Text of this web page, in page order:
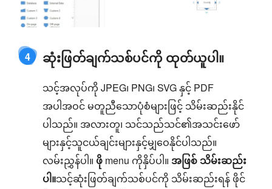
4 ဆုံးဖြတ်ချက်သစ်ပင်ကို ထုတ်ယူပါ။
သင့်အလုပ်ကို JPEG၊ PNG၊ SVG နှင့် PDF
အပါအဝင် မတူညီသောပုံစံများဖြင့် သိမ်းဆည်းနိုင်
ပါသည်။ အလားတူ၊ သင်သည်သင်၏အသင်းဖော်
များနှင့်သူငယ်ချင်းများနှင့်မျှဝေနိုင်ပါသည်။
လမ်းညွှန်ပါ။ ဖို menu ကိုနှိပ်ပါ။ အဖြစ် သိမ်းဆည်း
ပါ။သင့်ဆုံးဖြတ်ချက်သစ်ပင်ကို သိမ်းဆည်းရန် ဖိုင်